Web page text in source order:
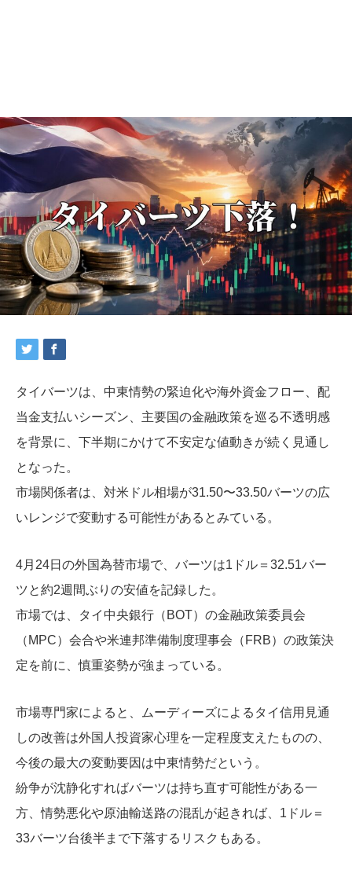
タイバーツは、中東情勢の緊迫化や海外資金フロー、配
当金支払いシーズン、主要国の金融政策を巡る不透明感
を背景に、下半期にかけて不安定な値動きが続く見通し
となった。
市場関係者は、対米ドル相場が31.50〜33.50バーツの広
いレンジで変動する可能性があるとみている。
4月24日の外国為替市場で、バーツは1ドル＝32.51バー
ツと約2週間ぶりの安値を記録した。
市場では、タイ中央銀行（BOT）の金融政策委員会
（MPC）会合や米連邦準備制度理事会（FRB）の政策決
定を前に、慎重姿勢が強まっている。
市場専門家によると、ムーディーズによるタイ信用見通
しの改善は外国人投資家心理を一定程度支えたものの、
今後の最大の変動要因は中東情勢だという。
紛争が沈静化すればバーツは持ち直す可能性がある一
方、情勢悪化や原油輸送路の混乱が起きれば、1ドル＝
33バーツ台後半まで下落するリスクもある。